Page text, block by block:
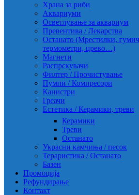
Храна за риби
Аквариуми
Осветлување за аквариум
Превентива / Лекарства
Останато (Мрестилки,
термометри, црево…)
Магнети
Распрскувачи
Филтер / Прочистување
Пумпи / Компресори
Канистри
Греачи
Естетика / Керамики, треви
Керамики
Треви
Останато
Украсни камчиња / песок
Тераристика / Останато
Базен
Промоција
Рефундирање
Контакт